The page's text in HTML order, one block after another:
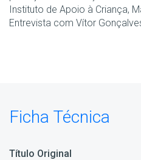
Instituto de Apoio à Criança,
Entrevista com Vítor
Ficha Técnica
Título Original